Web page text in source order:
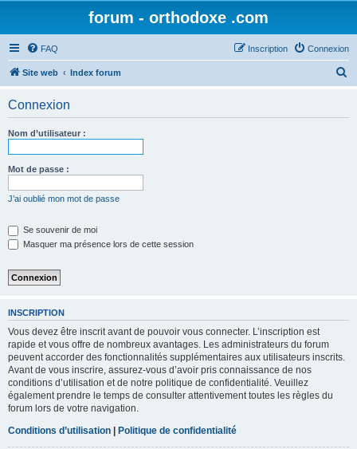
forum - orthodoxe .com
FAQ Connexion
Inscription
Site web Index forum
Connexion
Nom d’utilisateur :
Mot de passe :
J’ai oublié mon mot de passe
Se souvenir de moi
Masquer ma présence lors de cette session
INSCRIPTION
Vous devez être inscrit avant de pouvoir vous connecter. L’inscription est
rapide et vous offre de nombreux avantages. Les administrateurs du forum
peuvent accorder des fonctionnalités supplémentaires aux utilisateurs inscrits.
Avant de vous inscrire, assurez-vous d’avoir pris connaissance de nos
conditions d’utilisation et de notre politique de confidentialité. Veuillez
également prendre le temps de consulter attentivement toutes les règles du
forum lors de votre navigation.
Conditions d’utilisation | Politique de confidentialité